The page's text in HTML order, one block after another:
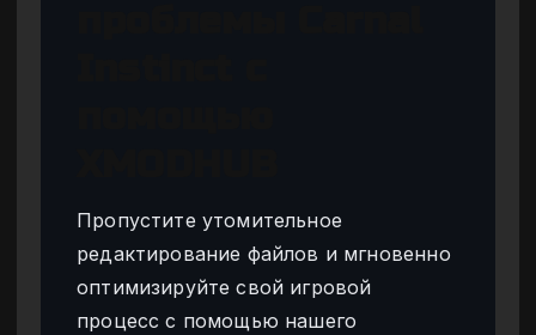
Пропустите утомительное
редактирование файлов и мгновенно
оптимизируйте свой игровой
процесс с помощью нашего